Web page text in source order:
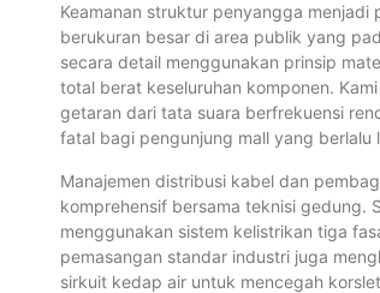
Keamanan struktur penyangga
berukuran besar di area publik yang
secara detail menggunakan prinsip
total berat keseluruhan komponen.
getaran dari tata suara berfrekuensi
fatal bagi pengunjung mall yang berlalu
Manajemen distribusi kabel dan
komprehensif bersama teknisi gedung.
menggunakan sistem kelistrikan tiga
pemasangan standar industri juga
sirkuit kedap air untuk mencegah